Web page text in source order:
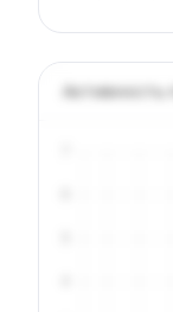
Активность